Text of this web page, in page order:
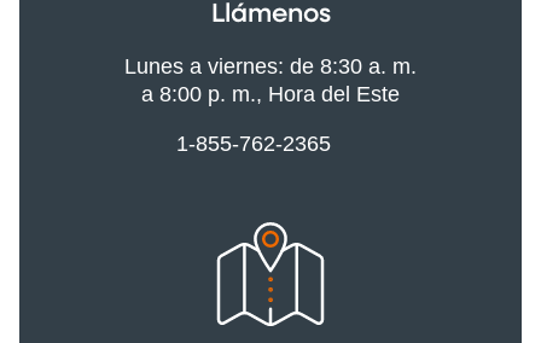
Llámenos
Lunes a viernes: de 8:30 a. m.
a 8:00 p. m., Hora del Este
1-855-762-2365